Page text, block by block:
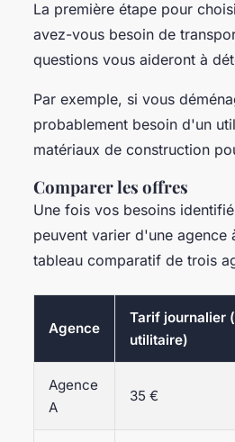
La première étape pour
avez-vous besoin de
questions vous aideront à
Par exemple, si vous
probablement besoin d'un
matériaux de construction
Comparer les offres
Une fois vos besoins
peuvent varier d'une
tableau comparatif de trois
Agence
Tarif journalier
utilitaire)
Agence
A
35 €